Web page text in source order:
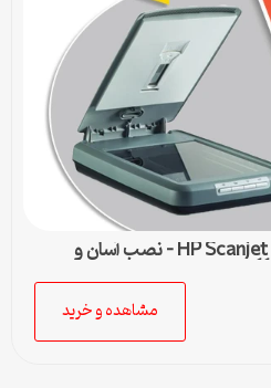
دانلود درایور اسکنر HP Scanjet G3010 – نصب آسان و
مشاهده و خرید